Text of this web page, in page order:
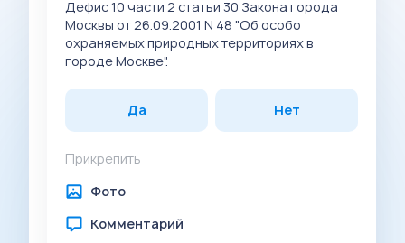
Дефис 10 части 2 статьи 30 Закона города
Москвы от 26.09.2001 N 48 "Об особо
охраняемых природных территориях в
городе Москве".
Да Нет
Прикрепить
Фото
Комментарий